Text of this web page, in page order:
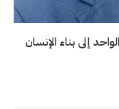
إلى بناء الإنسان